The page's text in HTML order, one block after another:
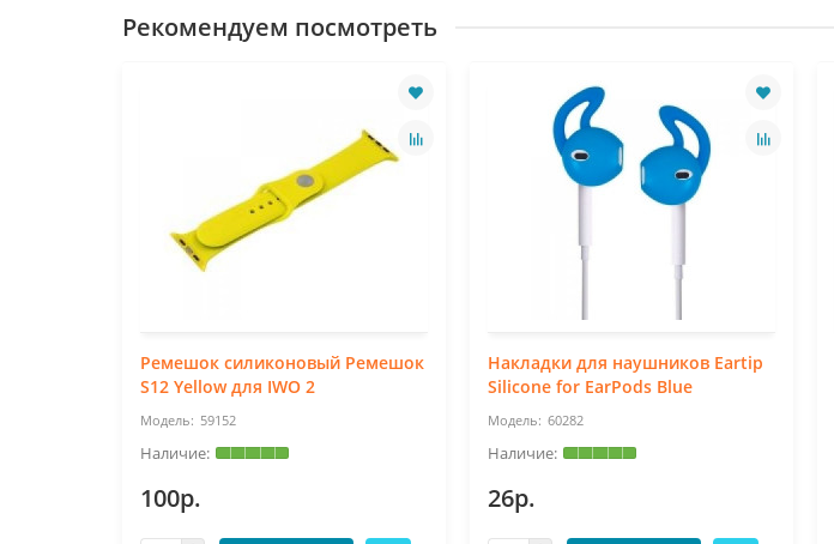
Рекомендуем посмотреть
Ремешок силиконовый Ремешок
S12 Yellow для IWO 2
59152
100р.
Накладки для наушников Eartip
Silicone for EarPods Blue
60282
26р.